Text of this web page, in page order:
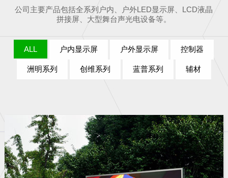
公司主要产品包括全系列户内、户外LED显示屏、LCD液晶
拼接屏、大型舞台声光电设备等。
ALL 户内显示屏 户外显示屏 控制器
洲明系列 创维系列 蓝普系列 辅材